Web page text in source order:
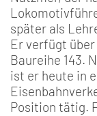
später als
Er verfügt
Baureihe 143.
ist er heute in
Position tätig.